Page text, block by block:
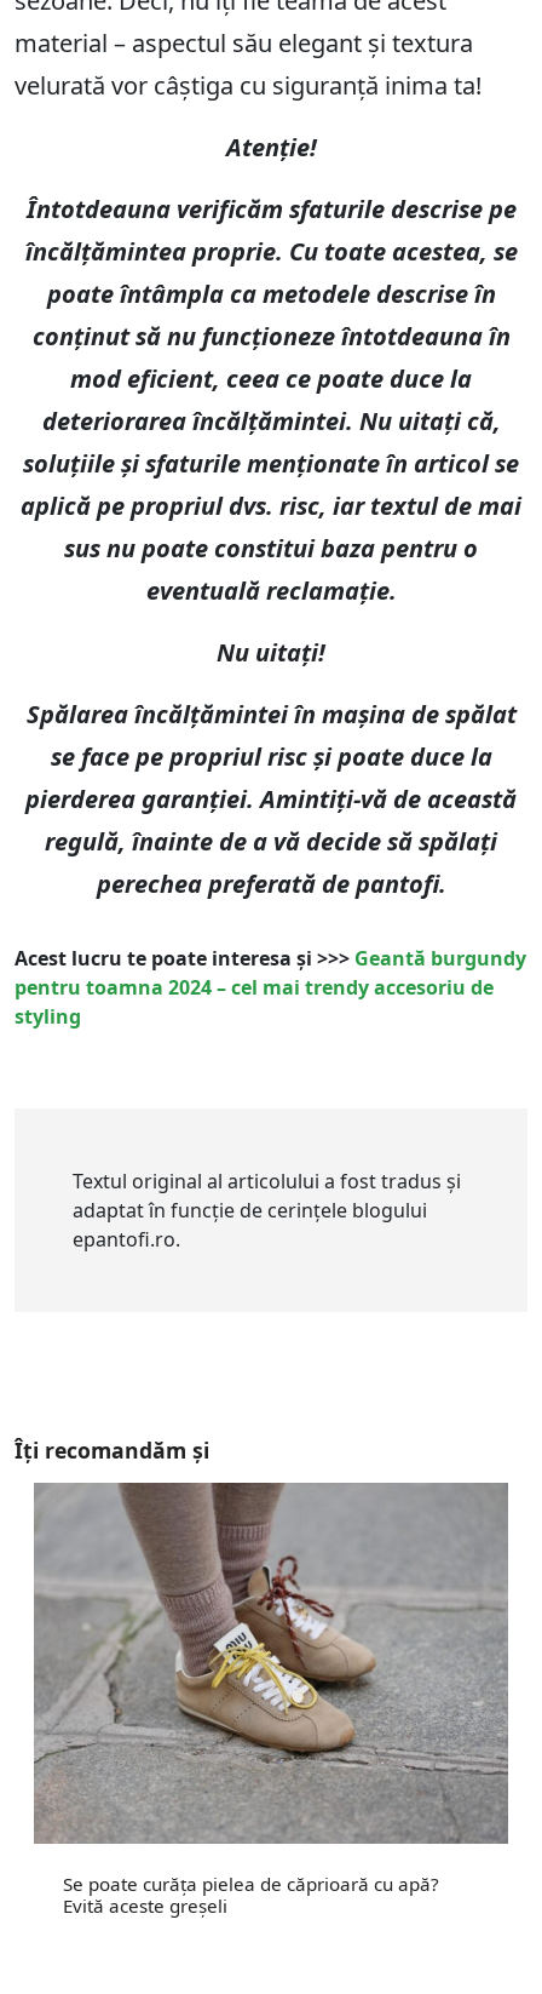
material – aspectul său elegant și textura
velurată vor câștiga cu siguranță inima ta!
Atenție!
Întotdeauna verificăm sfaturile descrise pe
încălțămintea proprie. Cu toate acestea, se
poate întâmpla ca metodele descrise în
conținut să nu funcționeze întotdeauna în
mod eficient, ceea ce poate duce la
deteriorarea încălțămintei. Nu uitați că,
soluțiile și sfaturile menționate în articol se
aplică pe propriul dvs. risc, iar textul de mai
sus nu poate constitui baza pentru o
eventuală reclamație.
Nu uitați!
Spălarea încălțămintei în mașina de spălat
se face pe propriul risc și poate duce la
pierderea garanției. Amintiți-vă de această
regulă, înainte de a vă decide să spălați
perechea preferată de pantofi.
Acest lucru te poate interesa și >>> Geantă burgundy
pentru toamna 2024 – cel mai trendy accesoriu de
styling
Textul original al articolului a fost tradus și
adaptat în funcție de cerințele blogului
epantofi.ro.
Îți recomandăm și
Se poate curăța pielea de căprioară cu apă?
Evită aceste greșeli